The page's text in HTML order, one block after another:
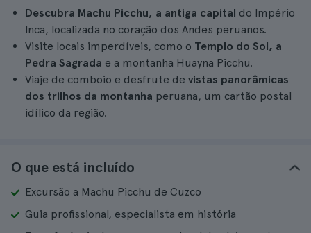
Descubra Machu Picchu, a antiga capital do Império
Inca, localizada no coração dos Andes peruanos.
Visite locais imperdíveis, como o Templo do Sol, a
Pedra Sagrada e a montanha Huayna Picchu.
Viaje de comboio e desfrute de vistas panorâmicas
dos trilhos da montanha peruana, um cartão postal
idílico da região.
O que está incluído
Excursão a Machu Picchu de Cuzco
Guia profissional, especialista em história